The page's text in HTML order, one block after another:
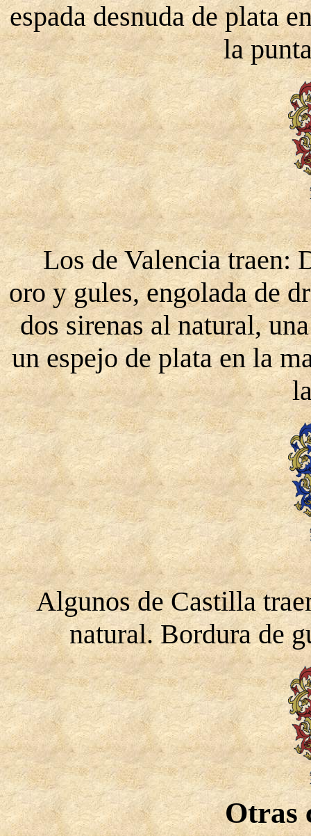
espada desnuda de plata
la
Los de Valencia traen:
oro y gules, engolada de
dos sirenas al natural,
un espejo de plata en la
Algunos de Castilla
natural. Bordura de
Otras